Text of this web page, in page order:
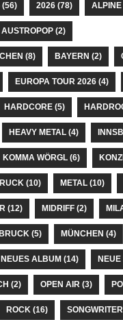
(56) 2026 (78)
AUSTROPOP (2)
(8) BAYERN (2)
EUROPA TOUR 2026 (4)
HARDCORE (5)
HEAVY METAL (4)
KOMMA WÖRGL (6)
(10) METAL (10)
(12) MIDRIFF (2)
(5) MÜNCHEN (4)
NEUES ALBUM (14) NEUE
(2) OPEN AIR (3)
ROCK (16) SONGWRITER